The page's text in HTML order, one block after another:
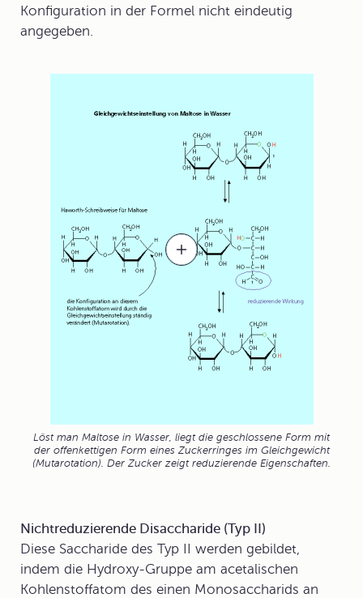
Konfiguration in der Formel nicht eindeutig
angegeben.
Löst man Maltose in Wasser, liegt die geschlossene Form mit
der offenkettigen Form eines Zuckerringes im Gleichgewicht
(Mutarotation). Der Zucker zeigt reduzierende Eigenschaften.
Nichtreduzierende Disaccharide (Typ II)
Diese Saccharide des Typ II werden gebildet,
indem die Hydroxy-Gruppe am acetalischen
Kohlenstoffatom des einen Monosaccharids an